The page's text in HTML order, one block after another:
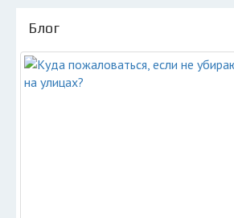
Блог